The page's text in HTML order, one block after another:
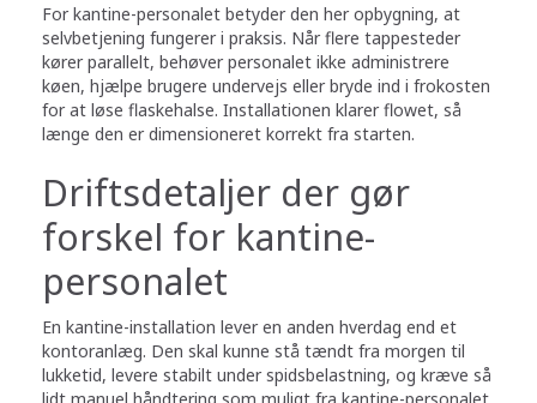
For kantine-personalet betyder den her opbygning, at
selvbetjening fungerer i praksis. Når flere tappesteder
kører parallelt, behøver personalet ikke administrere
køen, hjælpe brugere undervejs eller bryde ind i frokosten
for at løse flaskehalse. Installationen klarer flowet, så
længe den er dimensioneret korrekt fra starten.
Driftsdetaljer der gør
forskel for kantine-
personalet
En kantine-installation lever en anden hverdag end et
kontoranlæg. Den skal kunne stå tændt fra morgen til
lukketid, levere stabilt under spidsbelastning, og kræve så
lidt manuel håndtering som muligt fra kantine-personalet.